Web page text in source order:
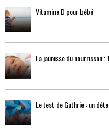
Vitamine D pour bébé
La jaunisse du nourrisson
Le test de Guthrie : un